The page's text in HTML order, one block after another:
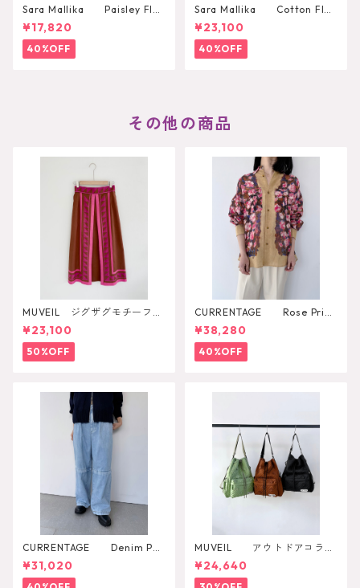
Sara Mallika Paisley Flo
wer Print Dress
¥17,820
40%OFF
Sara Mallika Cotton Flo
wer Signal Print All In One
¥23,100
40%OFF
その他の商品
MUVEIL ジグザグモチーフス
カート
¥23,100
50%OFF
CURRENTAGE Rose Print
Shirt
¥38,280
40%OFF
CURRENTAGE Denim Pan
ts
¥31,020
MUVEIL アウトドアコラボ
2WAYリュック
¥24,640